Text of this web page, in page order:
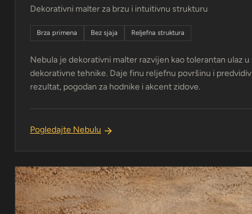
Dekorativni malter za brzu i intuitivnu strukturu
Brza primena Bez sjaja Reljefna struktura
Nebula je dekorativni malter razvijen kao tolerantan ulaz u
dekorativne tehnike. Daje finu reljefnu površinu i predvidiv
rezultat, pogodan za hodnike i akcent zidove.
Pogledajte Nebulu